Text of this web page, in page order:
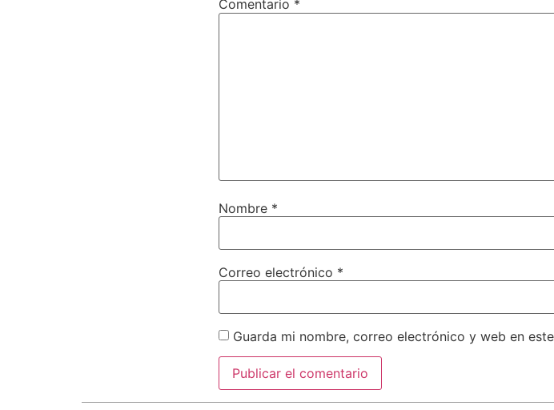
Comentario *
Nombre *
Correo electrónico *
Guarda mi nombre, correo electrónico y web en